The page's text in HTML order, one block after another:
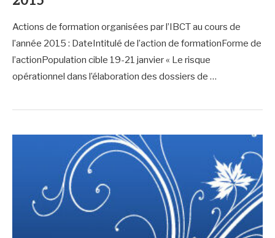
Actions de formation organisées par l’IBCT au cours de
l’année 2015 : DateIntitulé de l’action de formationForme de
l’actionPopulation cible 19-21 janvier « Le risque
opérationnel dans l’élaboration des dossiers de …